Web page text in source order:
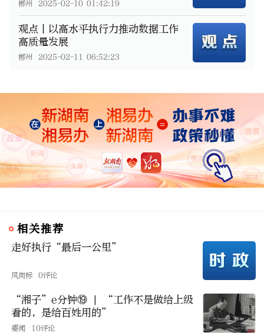
郴州 2025-02-10 01:42:19
观点丨以高水平执行力推动数据工作
高质量发展
郴州 2025-02-11 06:52:23
相关推荐
走好执行“最后一公里”
风向标 0评论
“湘子”e分钟⑲ | “工作不是做给上级
看的，是给百姓用的”
要闻 10评论